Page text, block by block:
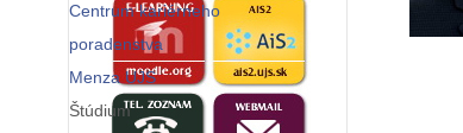
Centrum kariérneho
poradenstva
Menza UJS
Štúdium